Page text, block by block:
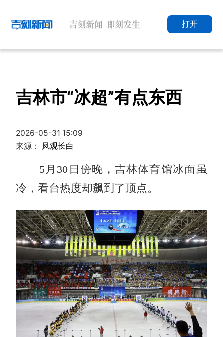
打开
吉林市“冰超”有点东西
2026-05-31 15:09
来源： 凤观长白
5月30日傍晚，吉林体育馆冰面虽
冷，看台热度却飙到了顶点。